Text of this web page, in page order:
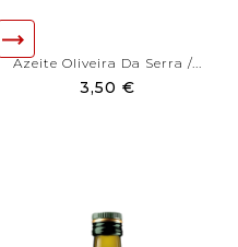
Azeite Oliveira Da Serra /...
3,50 €